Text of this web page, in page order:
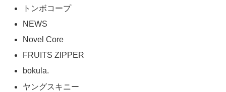
トンボコープ
NEWS
Novel Core
FRUITS ZIPPER
bokula.
ヤングスキニー